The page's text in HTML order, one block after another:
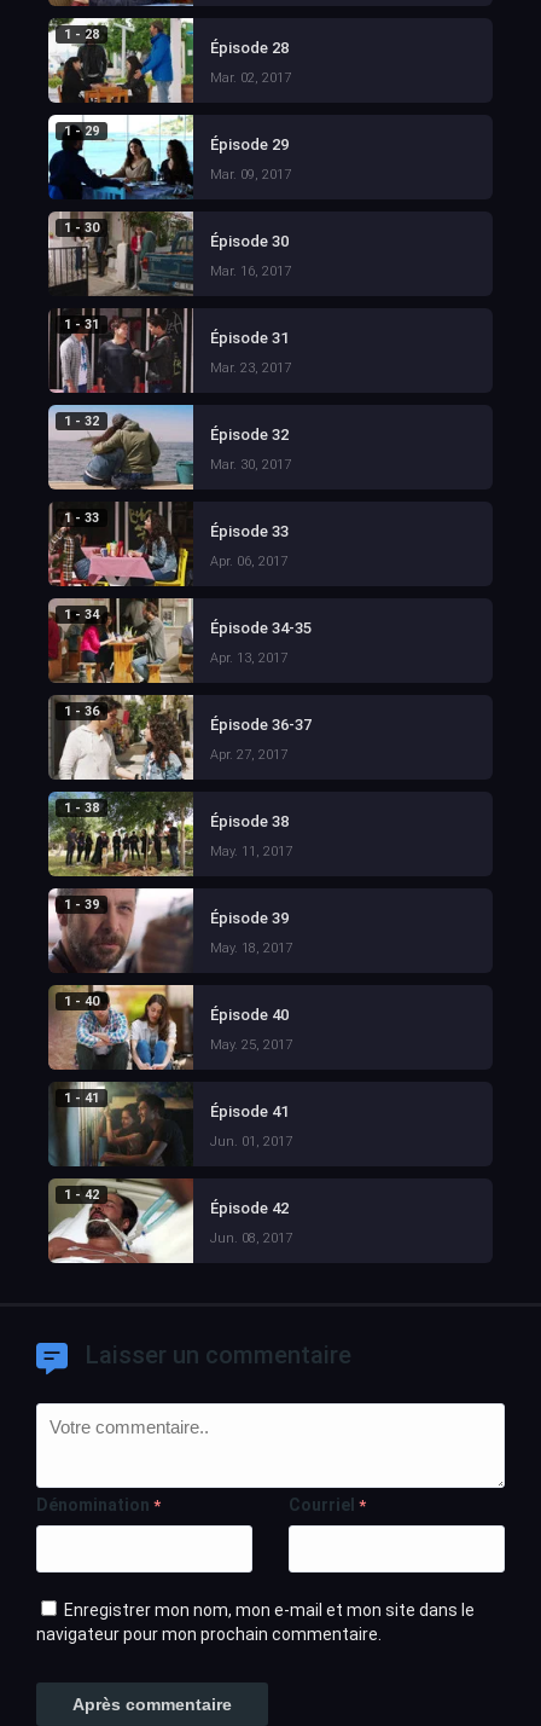
1 - 28
Épisode 28
Mar. 02, 2017
1 - 29
Épisode 29
Mar. 09, 2017
1 - 30
Épisode 30
Mar. 16, 2017
1 - 31
Épisode 31
Mar. 23, 2017
1 - 32
Épisode 32
Mar. 30, 2017
1 - 33
Épisode 33
Apr. 06, 2017
1 - 34
Épisode 34-35
Apr. 13, 2017
1 - 36
Épisode 36-37
Apr. 27, 2017
1 - 38
Épisode 38
May. 11, 2017
1 - 39
Épisode 39
May. 18, 2017
1 - 40
Épisode 40
May. 25, 2017
1 - 41
Épisode 41
Jun. 01, 2017
1 - 42
Épisode 42
Jun. 08, 2017
Laisser un commentaire
Dénomination * Courriel *
Enregistrer mon nom, mon e-mail et mon site dans le
navigateur pour mon prochain commentaire.